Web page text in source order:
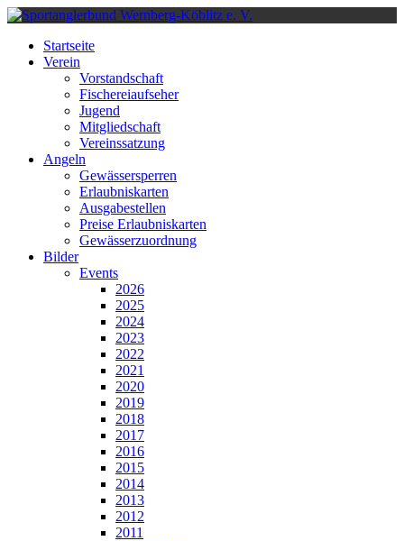
Startseite
Verein
Vorstandschaft
Fischereiaufseher
Jugend
Mitgliedschaft
Vereinssatzung
Angeln
Gewässersperren
Erlaubniskarten
Ausgabestellen
Preise Erlaubniskarten
Gewässerzuordnung
Bilder
Events
2026
2025
2024
2023
2022
2021
2020
2019
2018
2017
2016
2015
2014
2013
2012
2011